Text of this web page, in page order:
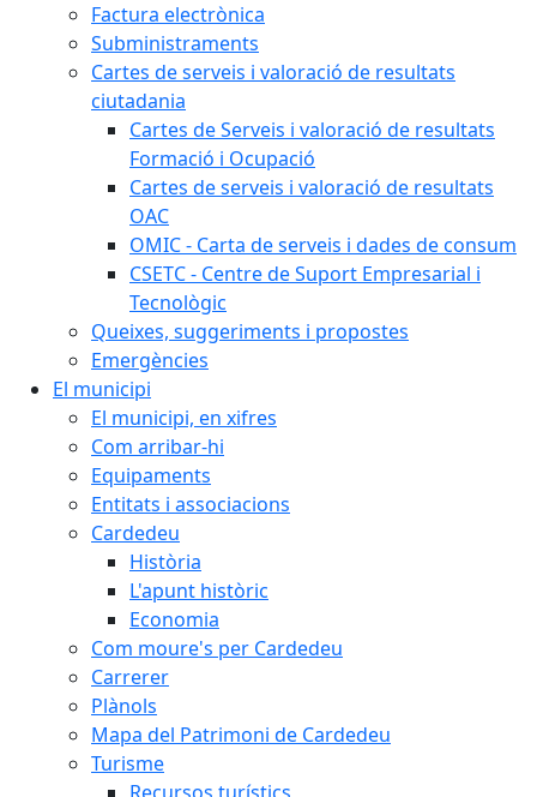
Factura electrònica
Subministraments
Cartes de serveis i valoració de resultats
ciutadania
Cartes de Serveis i valoració de resultats
Formació i Ocupació
Cartes de serveis i valoració de resultats
OAC
OMIC - Carta de serveis i dades de consum
CSETC - Centre de Suport Empresarial i
Tecnològic
Queixes, suggeriments i propostes
Emergències
El municipi
El municipi, en xifres
Com arribar-hi
Equipaments
Entitats i associacions
Cardedeu
Història
L'apunt històric
Economia
Com moure's per Cardedeu
Carrerer
Plànols
Mapa del Patrimoni de Cardedeu
Turisme